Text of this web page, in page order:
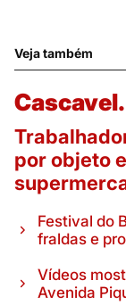
Veja também
Cascavel.
por objeto
Festival do
fraldas e
Vídeos
Avenida